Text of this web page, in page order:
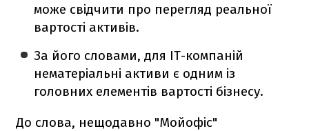
може свідчити про перегляд реальної
вартості активів.
За його словами, для IT-компаній
нематеріальні активи є одним із
головних елементів вартості бізнесу.
До слова, нещодавно "Мойофіс"